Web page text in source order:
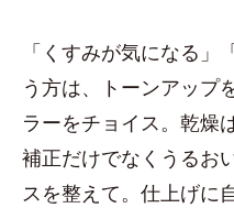
「くすみが気になる
う方は、トーンアップ
ラーをチョイス。乾燥
補正だけでなくうるお
スを整えて。仕上げに